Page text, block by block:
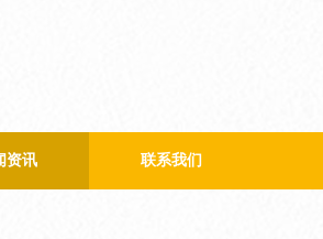
资讯 联系我们